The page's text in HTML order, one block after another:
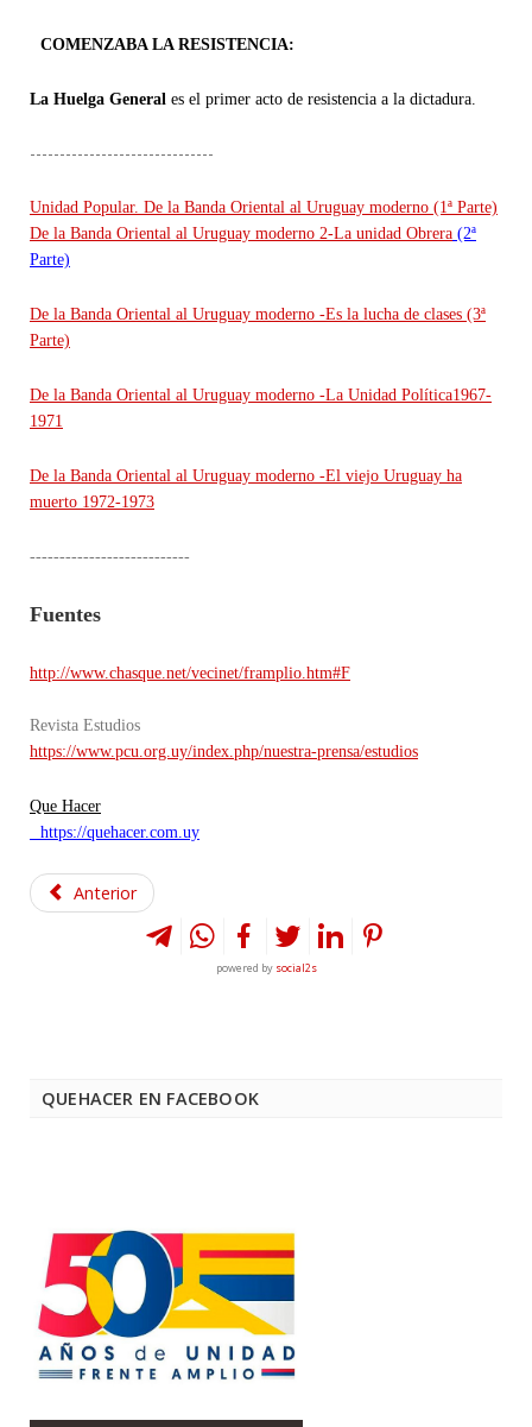
COMENZABA LA RESISTENCIA:
La Huelga General es el primer acto de resistencia a la dictadura.
-------------------------------
Unidad Popular. De la Banda Oriental al Uruguay moderno (1ª Parte)
De la Banda Oriental al Uruguay moderno 2-La unidad Obrera (2ª
Parte)
De la Banda Oriental al Uruguay moderno -Es la lucha de clases (3ª
Parte)
De la Banda Oriental al Uruguay moderno -La Unidad Política1967-
1971
De la Banda Oriental al Uruguay moderno -El viejo Uruguay ha
muerto 1972-1973
---------------------------
Fuentes
http://www.chasque.net/vecinet/framplio.htm#F
Revista Estudios
https://www.pcu.org.uy/index.php/nuestra-prensa/estudios
Que Hacer
https://quehacer.com.uy
Anterior
powered by social2s
QUEHACER EN FACEBOOK